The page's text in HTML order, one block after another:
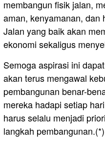
membangun fisik jalan,
aman, kenyamanan, dan
Jalan yang baik akan
ekonomi sekaligus
Semoga aspirasi ini
akan terus mengawal
pembangunan benar-
mereka hadapi setiap
harus selalu menjadi
langkah pembangunan.(*)